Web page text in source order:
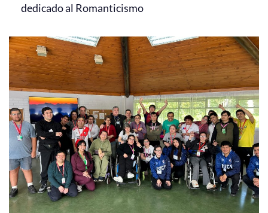
dedicado al Romanticismo